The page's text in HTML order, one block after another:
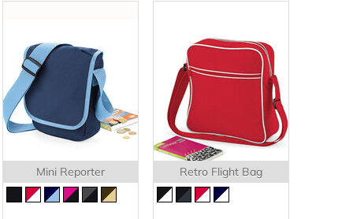
Mini Reporter Retro Flight Bag